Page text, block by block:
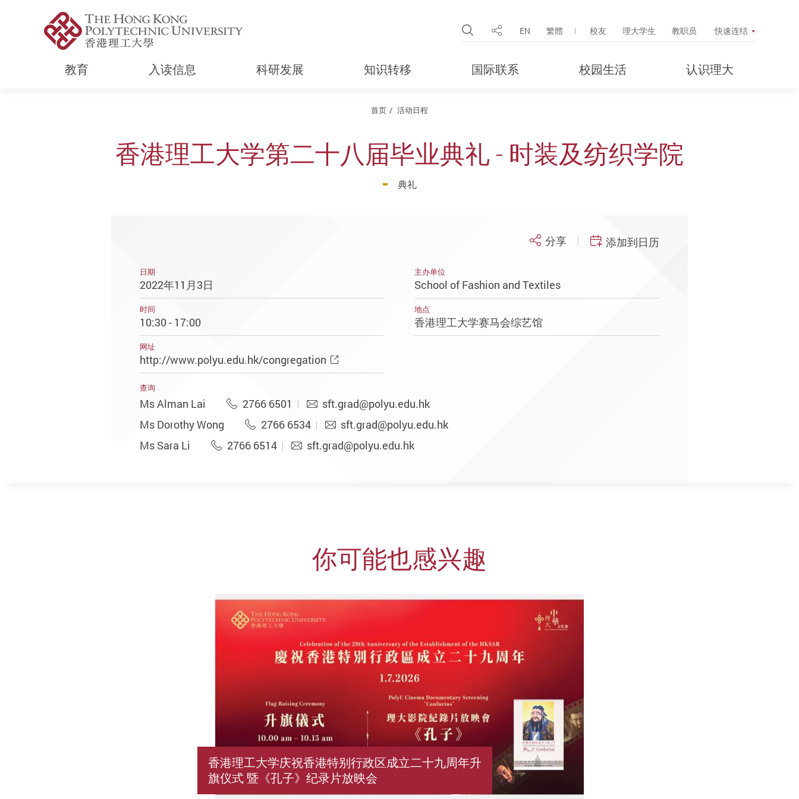
Open Site Search Popup
分享 EN 繁體 校友 理大学生 教职员 快速连结
教育 入读信息 科研发展 知识转移 国际联系 校园生活 认识理大
首页 活动日程
香港理工大学第二十八届毕业典礼 - 时装及纺织学院
典礼
分享 添加到日历
日期
2022年11月3日
主办单位
School of Fashion and Textiles
时间
10:30 - 17:00
地点
香港理工大学赛马会综艺馆
网址
http://www.polyu.edu.hk/congregation
查询
Ms Alman Lai 2766 6501
sft.grad@polyu.edu.hk
Ms Dorothy Wong
2766 6534
sft.grad@polyu.edu.hk
Ms Sara Li
2766 6514 sft.grad@polyu.edu.hk
你可能也感兴趣
香港理工大学庆祝香港特别行政区成立二十九周年升
旗仪式 暨《孔子》纪录片放映会